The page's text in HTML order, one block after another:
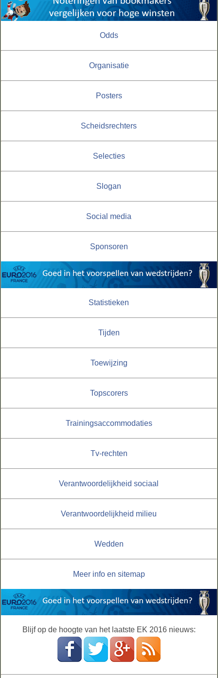
Odds
Organisatie
Posters
Scheidsrechters
Selecties
Slogan
Social media
Sponsoren
Statistieken
Tijden
Toewijzing
Topscorers
Trainingsaccommodaties
Tv-rechten
Verantwoordelijkheid sociaal
Verantwoordelijkheid milieu
Wedden
Meer info en sitemap
Blijf op de hoogte van het laatste EK 2016 nieuws: